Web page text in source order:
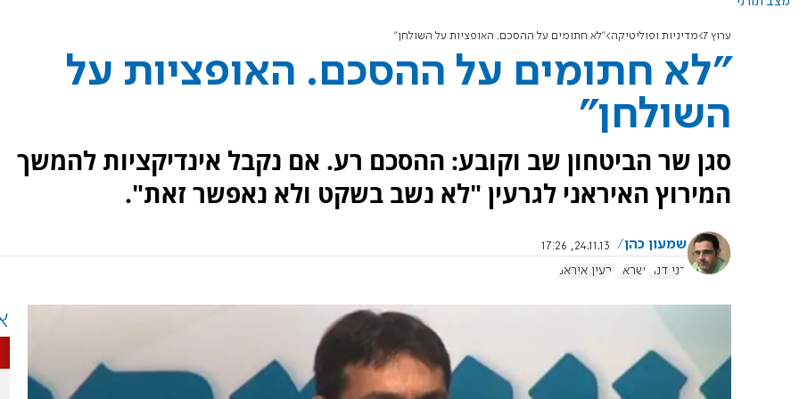
ערוץ 7 מדיניות ופוליטיקה "לא חתומים על ההסכם. האופציות על השולחן"
"לא חתומים על ההסכם. האופציות על
השולחן"
סגן שר הביטחון שב וקובע: ההסכם רע. אם נקבל אינדיקציות להמשך
המירוץ האיראני לגרעין "לא נשב בשקט ולא נאפשר זאת".
שמעון כהן
24.11.13, 17:26
דני דנון
ישראל גרעין איראני